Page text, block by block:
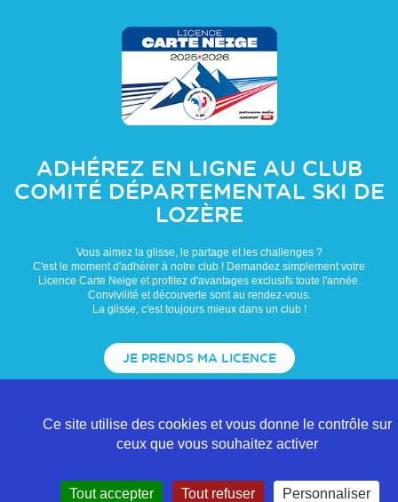
ADHÉREZ EN LIGNE AU CLUB
COMITÉ DÉPARTEMENTAL SKI DE
LOZÈRE
Vous aimez la glisse, le partage et les challenges ?
C'est le moment d'adhérer à notre club ! Demandez simplement votre
Licence Carte Neige et profitez d'avantages exclusifs toute l'année.
Convivilité et découverte sont au rendez-vous.
La glisse, c'est toujours mieux dans un club !
JE PRENDS MA LICENCE
Ce site utilise des cookies et vous donne le contrôle sur
ceux que vous souhaitez activer
Tout accepter Tout refuser Personnaliser